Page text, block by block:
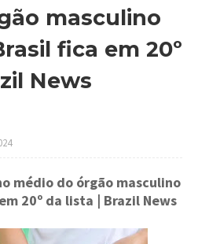
masculino
fica em 20º
News
médio do órgão masculino
20º da lista | Brazil News